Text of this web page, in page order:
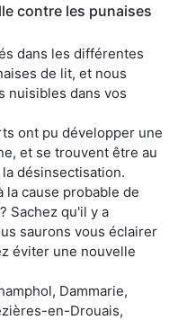
contre les punaises
dans les différentes
de lit, et nous
nuisibles dans vos
ont pu développer une
et se trouvent être au
désinsectisation.
la cause probable de
Sachez qu'il y a
saurons vous éclairer
éviter une nouvelle
Dammarie,
en-Drouais,